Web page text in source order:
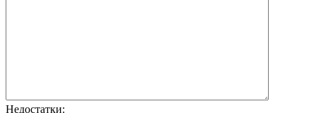
Недостатки: